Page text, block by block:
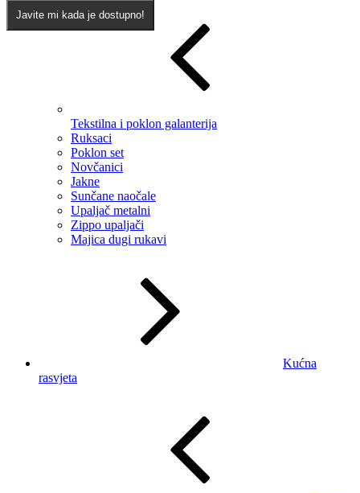
Tekstilna i poklon galanterija
Ruksaci
Poklon set
Novčanici
Jakne
Sunčane naočale
Upaljač metalni
Zippo upaljači
Majica dugi rukavi
Kućna
rasvjeta
Javite mi kada je dostupno!